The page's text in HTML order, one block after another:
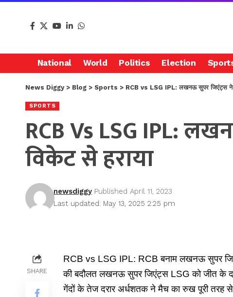
National World Politics Election
News Diggy> Blog > Sports > RCB vs LSG IPL: लखनऊ सुपर जिएंट्स ने
SPORTS
RCB Vs LSG IPL:
विकेट से हराया
Last updated: May 13, 2025 2:25 pm
newsdiggy Published April 11, 2023
SHARE
RCB vs LSG IPL: RCB बनाम लखनऊ सुपर
की बदौलत लखनऊ सुपर जिएंट्स LSG को जीत के
गेंदों के तेज दरार अर्धशतक ने मैच का रुख पूरी तरह